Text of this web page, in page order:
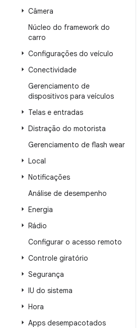
Câmera
Núcleo do framework do
carro
Configurações do veículo
Conectividade
Gerenciamento de
dispositivos para veículos
Telas e entradas
Distração do motorista
Gerenciamento de flash wear
Local
Notificações
Análise de desempenho
Energia
Rádio
Configurar o acesso remoto
Controle giratório
Segurança
IU do sistema
Hora
Apps desempacotados